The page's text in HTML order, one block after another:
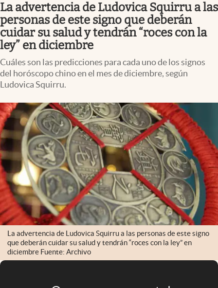
Columnistas
Otras secciones
Apertura
Infotechnology
Clase
Mundial 2026
Eventos Corporativos
El Cronista Studio
Mediakit
abre en nueva pestaña
Argentina
La advertencia de Ludovica Squirru a las
personas de este signo que deberán
cuidar su salud y tendrán “roces con la
ley” en diciembre
Cuáles son las predicciones para cada uno de los signos
del horóscopo chino en el mes de diciembre, según
Ludovica Squirru.
La advertencia de Ludovica Squirru a las personas de este signo
que deberán cuidar su salud y tendrán “roces con la ley” en
diciembre Fuente: Archivo